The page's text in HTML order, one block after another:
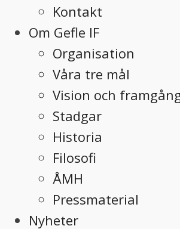
Kontakt
Om Gefle IF
Organisation
Våra tre mål
Vision och
Stadgar
Historia
Filosofi
ÅMH
Pressmaterial
Nyheter